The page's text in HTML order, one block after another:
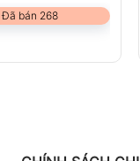
Đã bán 268